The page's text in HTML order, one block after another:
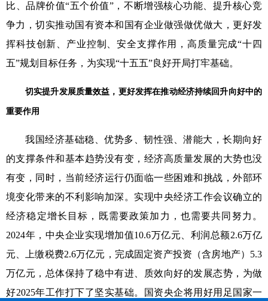
比、品牌价值“五个价值”，不断增强核心功能、提升核心竞
争力，切实推动国有资本和国有企业做强做优做大，更好发
挥科技创新、产业控制、安全支撑作用，高质量完成“十四
五”规划目标任务，为实现“十五五”良好开局打牢基础。
切实提升发展质量效益，更好发挥在推动经济持续回升向好中的
重要作用
我国经济基础稳、优势多、韧性强、潜能大，长期向好
的支撑条件和基本趋势没有变，经济高质量发展的大势也没
有变，同时，当前经济运行仍面临一些困难和挑战，外部环
境变化带来的不利影响加深。实现中央经济工作会议确立的
经济稳定增长目标，既需要政策加力，也需要共同努力。
2024年，中央企业实现增加值10.6万亿元、利润总额2.6万亿
元、上缴税费2.6万亿元，完成固定资产投资（含房地产）5.3
万亿元，总体保持了稳中有进、质效向好的发展态势，为做
好2025年工作打下了坚实基础。国资央企将用好用足国家一